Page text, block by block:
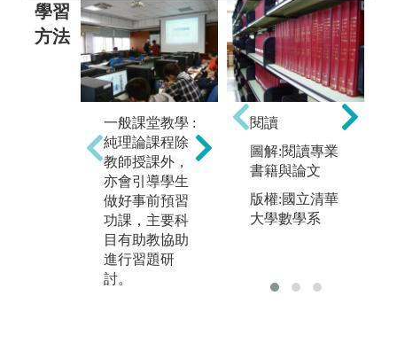
學習
方法
一般課堂教學 :
純理論課程除
教師授課外，
亦會引導學生
做好事前預習
功課，主要科
目有助教協助
進行習題研
討。
專題研究﹕對
於某一事項或
問題作深入的
探討，或針對
某一事項深入
瞭解實際情
閱讀
圖解:閱讀專業
書籍與論文
版權:國立清華
大學數學系